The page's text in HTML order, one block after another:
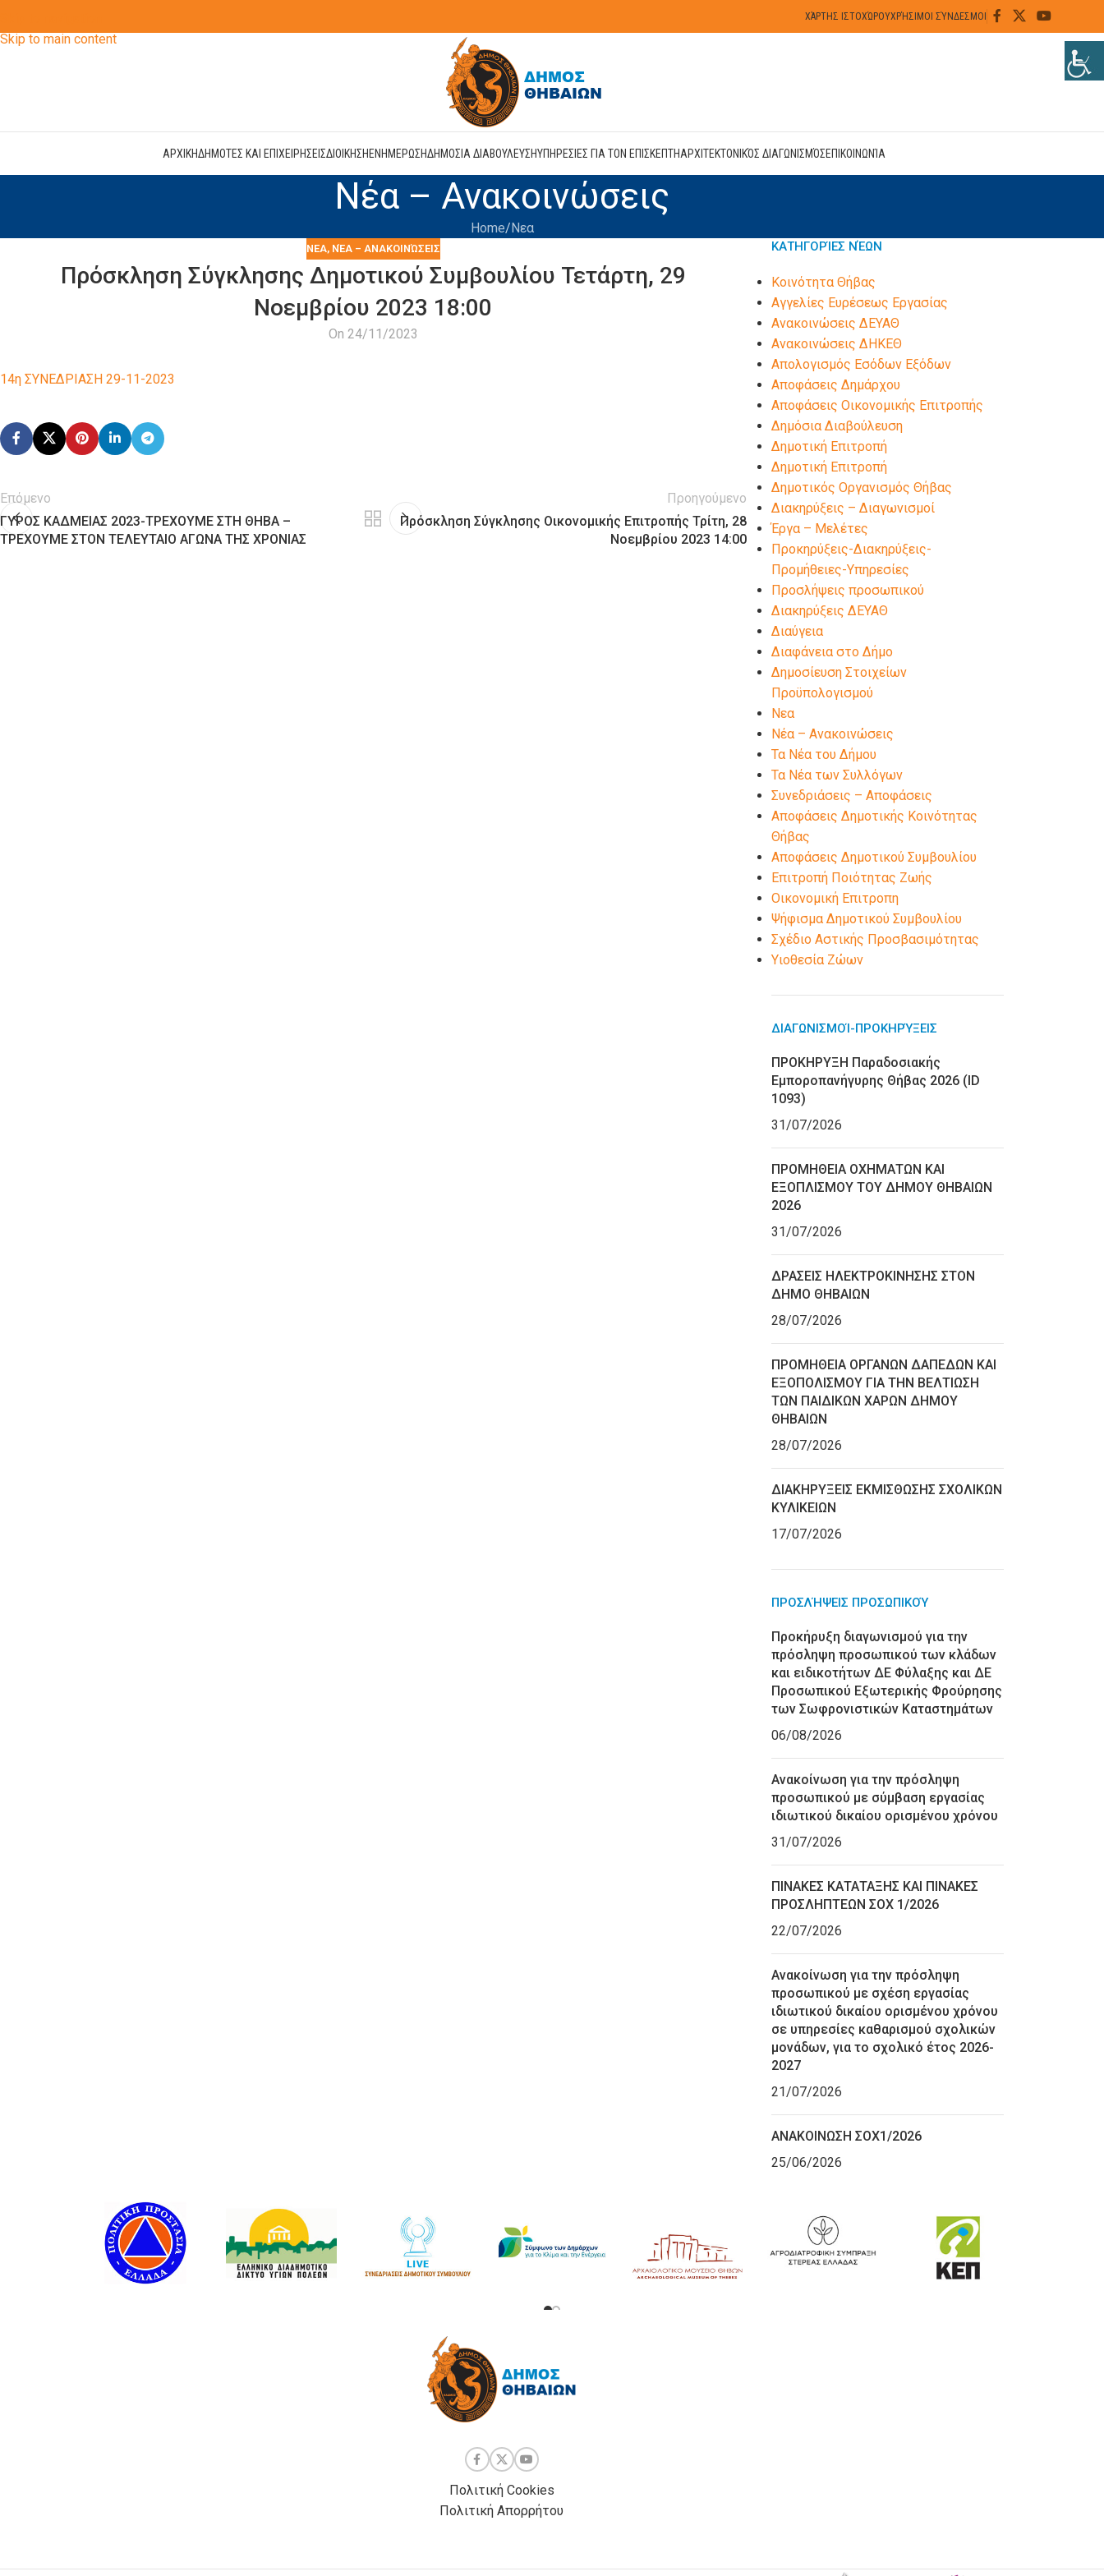
Skip to main content
ΧΆΡΤΗΣ ΙΣΤΟΧΏΡΟΥΧΡΉΣΙΜΟΙ ΣΎΝΔΕΣΜΟΙ
ΑΡΧΙΚΗΔΗΜΟΤΕΣ ΚΑΙ ΕΠΙΧΕΙΡΗΣΕΙΣΔΙΟΙΚΗΣΗΕΝΗΜΕΡΩΣΗΔΗΜΟΣΙΑ ΔΙΑΒΟΥΛΕΥΣΗΥΠΗΡΕΣΙΕΣ ΓΙΑ ΤΟΝ ΕΠΙΣΚΕΠΤΗΑΡΧΙΤΕΚΤΟΝΙΚΌΣ ΔΙΑΓΩΝΙΣΜΌΣΕΠΙΚΟΙΝΩΝΊΑ
Νέα – Ανακοινώσεις
Home Νεα
ΝΕΑ, ΝΈΑ – ΑΝΑΚΟΙΝΏΣΕΙΣ
Πρόσκληση Σύγκλησης Δημοτικού Συμβουλίου Τετάρτη, 29
Νοεμβρίου 2023 18:00
On 24/11/2023
14η ΣΥΝΕΔΡΙΑΣΗ 29-11-2023
Επόμενο
ΓΥΡΟΣ ΚΑΔΜΕΙΑΣ 2023-ΤΡΕΧΟΥΜΕ ΣΤΗ ΘΗΒΑ –
ΤΡΕΧΟΥΜΕ ΣΤΟΝ ΤΕΛΕΥΤΑΙΟ ΑΓΩΝΑ ΤΗΣ ΧΡΟΝΙΑΣ
Προηγούμενο
Πρόσκληση Σύγκλησης Οικονομικής Επιτροπής Τρίτη, 28
Νοεμβρίου 2023 14:00
ΚΑΤΗΓΟΡΊΕΣ ΝΈΩΝ
Kοινότητα Θήβας
Αγγελίες Ευρέσεως Εργασίας
Ανακοινώσεις ΔΕΥΑΘ
Ανακοινώσεις ΔΗΚΕΘ
Απολογισμός Εσόδων Εξόδων
Αποφάσεις Δημάρχου
Αποφάσεις Οικονομικής Επιτροπής
Δημόσια Διαβούλευση
Δημοτική Επιτροπή
Δημοτική Επιτροπή
Δημοτικός Οργανισμός Θήβας
Διακηρύξεις – Διαγωνισμοί
Έργα – Μελέτες
Προκηρύξεις-Διακηρύξεις-
Προμήθειες-Υπηρεσίες
Προσλήψεις προσωπικού
Διακηρύξεις ΔΕΥΑΘ
Διαύγεια
Διαφάνεια στο Δήμο
Δημοσίευση Στοιχείων
Προϋπολογισμού
Νεα
Νέα – Ανακοινώσεις
Τα Νέα του Δήμου
Τα Νέα των Συλλόγων
Συνεδριάσεις – Αποφάσεις
Αποφάσεις Δημοτικής Κοινότητας
Θήβας
Αποφάσεις Δημοτικού Συμβουλίου
Επιτροπή Ποιότητας Ζωής
Οικονομική Επιτροπη
Ψήφισμα Δημοτικού Συμβουλίου
Σχέδιο Αστικής Προσβασιμότητας
Υιοθεσία Ζώων
ΔΙΑΓΩΝΙΣΜΟΊ-ΠΡΟΚΗΡΎΞΕΙΣ
ΠΡΟΚΗΡΥΞΗ Παραδοσιακής
Εμποροπανήγυρης Θήβας 2026 (ID
1093)
31/07/2026
ΠΡΟΜΗΘΕΙΑ ΟΧΗΜΑΤΩΝ ΚΑΙ
ΕΞΟΠΛΙΣΜΟΥ ΤΟΥ ΔΗΜΟΥ ΘΗΒΑΙΩΝ
2026
31/07/2026
ΔΡΑΣΕΙΣ ΗΛΕΚΤΡΟΚΙΝΗΣΗΣ ΣΤΟΝ
ΔΗΜΟ ΘΗΒΑΙΩΝ
28/07/2026
ΠΡΟΜΗΘΕΙΑ ΟΡΓΑΝΩΝ ΔΑΠΕΔΩΝ ΚΑΙ
ΕΞΟΠΟΛΙΣΜΟΥ ΓΙΑ ΤΗΝ ΒΕΛΤΙΩΣΗ
ΤΩΝ ΠΑΙΔΙΚΩΝ ΧΑΡΩΝ ΔΗΜΟΥ
ΘΗΒΑΙΩΝ
28/07/2026
ΔΙΑΚΗΡΥΞΕΙΣ ΕΚΜΙΣΘΩΣΗΣ ΣΧΟΛΙΚΩΝ
ΚΥΛΙΚΕΙΩΝ
17/07/2026
ΠΡΟΣΛΉΨΕΙΣ ΠΡΟΣΩΠΙΚΟΎ
Προκήρυξη διαγωνισμού για την
πρόσληψη προσωπικού των κλάδων
και ειδικοτήτων ΔΕ Φύλαξης και ΔΕ
Προσωπικού Εξωτερικής Φρούρησης
των Σωφρονιστικών Καταστημάτων
06/08/2026
Ανακοίνωση για την πρόσληψη
προσωπικού με σύμβαση εργασίας
ιδιωτικού δικαίου ορισμένου χρόνου
31/07/2026
ΠΙΝΑΚΕΣ ΚΑΤΑΤΑΞΗΣ ΚΑΙ ΠΙΝΑΚΕΣ
ΠΡΟΣΛΗΠΤΕΩΝ ΣΟΧ 1/2026
22/07/2026
Ανακοίνωση για την πρόσληψη
προσωπικού με σχέση εργασίας
ιδιωτικού δικαίου ορισμένου χρόνου
σε υπηρεσίες καθαρισμού σχολικών
μονάδων, για το σχολικό έτος 2026-
2027
21/07/2026
ΑΝΑΚΟΙΝΩΣΗ ΣΟΧ1/2026
25/06/2026
Πολιτική Cookies
Πολιτική Απορρήτου